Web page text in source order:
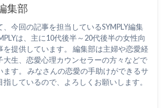
集部
、今回の記事を担当しているSYMPLY編集
は、主に10代後半～20代後半の女性向
を提供しています。 編集部は主婦や恋愛経
大生、恋愛心理カウンセラーの方々などで
ます。 みなさんの恋愛の手助けができるサ
指しているので、よろしくお願いします。